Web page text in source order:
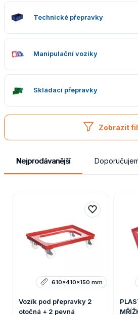
Technické přepravky
Manipulační vozíky
Skládací přepravky
Zobrazit
Nejprodávanější
Vozík pod přepravky 2
otočná + 2 pevná
610x410x150 mm